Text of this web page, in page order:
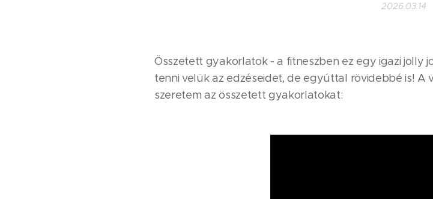
2026.03.14
Összetett gyakorlatok - a fitneszben ez egy igazi jolly
tenni velük az edzéseidet, de egyúttal rövidebbé is! A
szeretem az összetett gyakorlatokat: